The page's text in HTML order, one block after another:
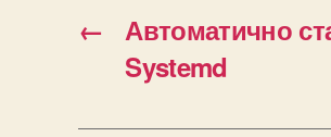
←
Автоматично
Systemd